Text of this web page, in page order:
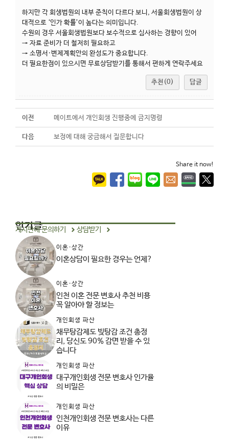
하지만 각 회생법원의 내부 준칙이 다르다 보니, 서울회생법원이 상
대적으로 ‘인가 확률’이 높다는 의미입니다.
수원의 경우 서울회생법원보다 보수적으로 심사하는 경향이 있어
→ 자료 준비가 더 철저히 필요하고
→ 소명서·변제계획안의 완성도가 중요합니다.
​더 필요한점이 있으시면 무료상담받기를 통해서 편하게 연락주세요
추천(0) 답글
이전 메이트에서 개인회생 진행중에 금지명령
다음 보정에 대해 궁금해서 질문합니다
Share it now!
인기글
게시판에 문의하기 상담받기
이혼·상간
이혼상담이 필요한 경우는 언제?
이혼·상간
인천 이혼 전문 변호사 추천 비용
꼭 알아야 할 정보는
개인회생 파산
채무탕감제도 빚탕감 조건 총정
리, 당신도 90% 감면 받을 수 있
습니다
개인회생 파산
대구개인회생 전문 변호사 인가율
의 비밀은
개인회생 파산
인천개인회생 전문 변호사는 다른
이유